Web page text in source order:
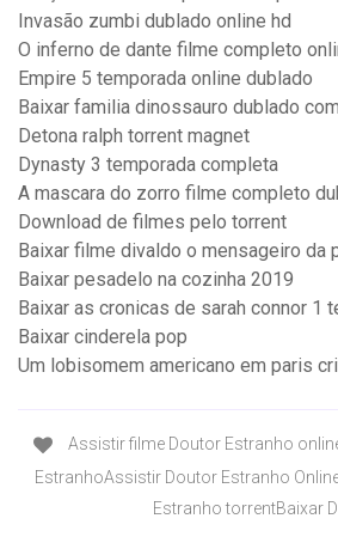
Invasão zumbi dublado online hd
O inferno de dante filme completo
Empire 5 temporada online dublado
Baixar familia dinossauro dublado
Detona ralph torrent magnet
Dynasty 3 temporada completa
A mascara do zorro filme completo
Download de filmes pelo torrent
Baixar filme divaldo o mensageiro da
Baixar pesadelo na cozinha 2019
Baixar as cronicas de sarah connor 1
Baixar cinderela pop
Um lobisomem americano em paris
Assistir filme Doutor Estranho
EstranhoAssistir Doutor Estranho
Estranho torrentBaixar